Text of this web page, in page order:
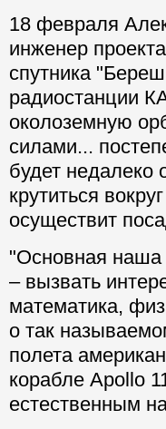
18 февраля
инженер
спутника
радиостанции
околоземную
силами...
будет недалеко
крутиться
осуществит
"Основная наша
– вызвать
математика,
о так
полета
корабле Apollo
естественным